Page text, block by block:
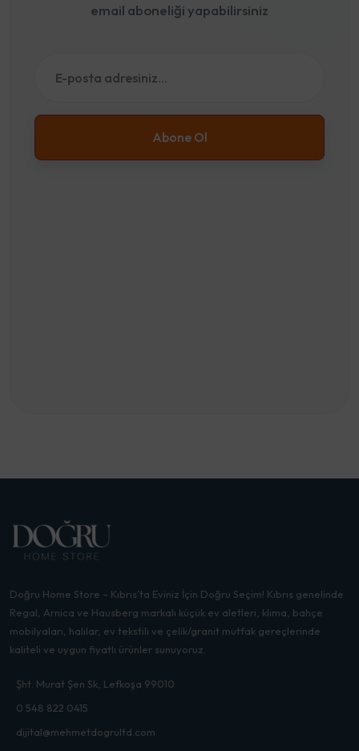
email aboneliği yapabilirsiniz
Abone Ol
Doğru Home Store – Kıbrıs’ta Eviniz İçin Doğru Seçim! Kıbrıs genelinde
Regal, Arnica ve Hausberg markalı küçük ev aletleri, klima, bahçe
mobilyaları, halılar, ev tekstili ve çelik/granit mutfak gereçlerinde
kaliteli ve uygun fiyatlı ürünler sunuyoruz.
Şht. Murat Şen Sk, Lefkoşa 99010
0 548 822 0415
dijital@mehmetdogrultd.com